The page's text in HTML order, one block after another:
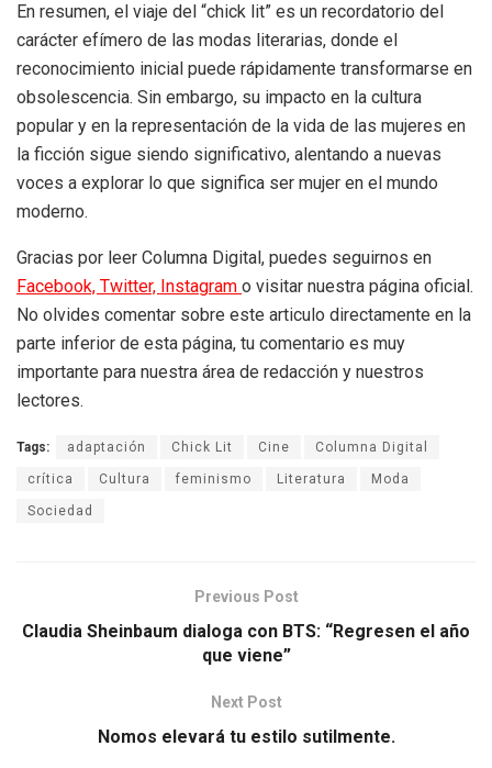
En resumen, el viaje del “chick lit” es un recordatorio del
carácter efímero de las modas literarias, donde el
reconocimiento inicial puede rápidamente transformarse en
obsolescencia. Sin embargo, su impacto en la cultura
popular y en la representación de la vida de las mujeres en
la ficción sigue siendo significativo, alentando a nuevas
voces a explorar lo que significa ser mujer en el mundo
moderno.
Gracias por leer Columna Digital, puedes seguirnos en
Facebook, Twitter, Instagram o visitar nuestra página oficial.
No olvides comentar sobre este articulo directamente en la
parte inferior de esta página, tu comentario es muy
importante para nuestra área de redacción y nuestros
lectores.
Tags: adaptación Chick Lit Cine Columna Digital
crítica Cultura feminismo Literatura Moda
Sociedad
Previous Post
Claudia Sheinbaum dialoga con BTS: “Regresen el año
que viene”
Next Post
Nomos elevará tu estilo sutilmente.